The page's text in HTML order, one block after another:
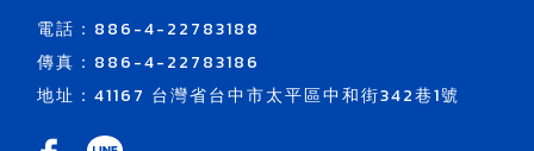
電話：886-4-22783188
傳真：886-4-22783186
地址：41167 台灣省台中市太平區中和街342巷1號